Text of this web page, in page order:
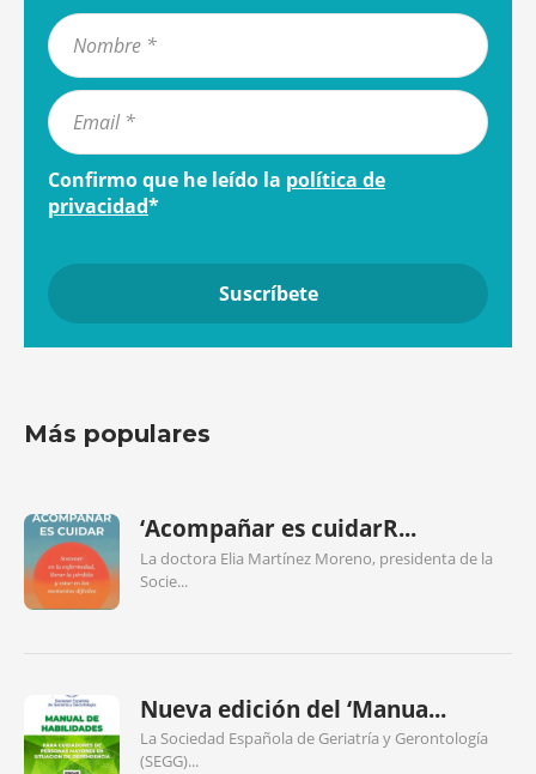
Confirmo que he leído la política de
privacidad*
Más populares
‘Acompañar es cuidarR...
La doctora Elia Martínez Moreno, presidenta de la
Socie...
Nueva edición del ‘Manua...
La Sociedad Española de Geriatría y Gerontología
(SEGG)...